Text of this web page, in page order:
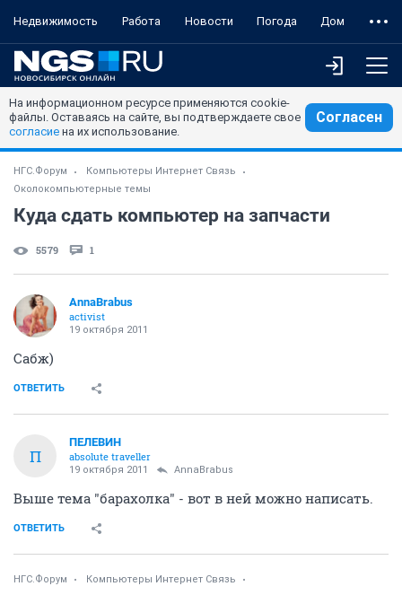
Недвижимость Работа Новости Погода Дом
На информационном ресурсе применяются cookie-
файлы. Оставаясь на сайте, вы подтверждаете свое
согласие на их использование.
Согласен
НГС.Форум
Компьютеры Интернет Связь
Околокомпьютерные темы
Куда сдать компьютер на запчасти
5579 1
AnnaBrabus
activist
19 октября 2011
Сабж)
ОТВЕТИТЬ
П
ПЕЛЕВИН
absolute traveller
19 октября 2011 AnnaBrabus
Выше тема "барахолка" - вот в ней можно написать.
ОТВЕТИТЬ
НГС.Форум Компьютеры Интернет Связь